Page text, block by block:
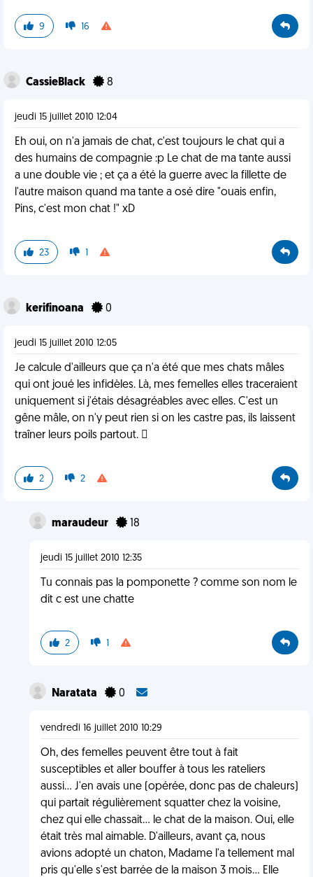
9 16
CassieBlack 8
jeudi 15 juillet 2010 12:04
Eh oui, on n'a jamais de chat, c'est toujours le chat qui a
des humains de compagnie :p Le chat de ma tante aussi
a une double vie ; et ça a été la guerre avec la fillette de
l'autre maison quand ma tante a osé dire "ouais enfin,
Pins, c'est mon chat !" xD
23 1
kerifinoana 0
jeudi 15 juillet 2010 12:05
Je calcule d'ailleurs que ça n'a été que mes chats mâles
qui ont joué les infidèles. Là, mes femelles elles traceraient
uniquement si j'étais désagréables avec elles. C'est un
gêne mâle, on n'y peut rien si on les castre pas, ils laissent
traîner leurs poils partout. 
2 2
maraudeur 18
jeudi 15 juillet 2010 12:35
Tu connais pas la pomponette ? comme son nom le
dit c est une chatte
2 1
Naratata 0
vendredi 16 juillet 2010 10:29
Oh, des femelles peuvent être tout à fait
susceptibles et aller bouffer à tous les rateliers
aussi... J'en avais une (opérée, donc pas de chaleurs)
qui partait régulièrement squatter chez la voisine,
chez qui elle chassait... le chat de la maison. Oui, elle
était très mal aimable. D'ailleurs, avant ça, nous
avions adopté un chaton, Madame l'a tellement mal
pris qu'elle s'est barrée de la maison 3 mois... Elle